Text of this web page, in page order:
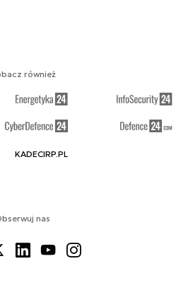
nas
również
KADECIRP.PL